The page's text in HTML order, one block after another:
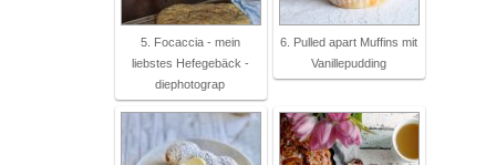
5. Focaccia - mein
liebstes Hefegebäck -
diephotograp
6. Pulled apart Muffins mit
Vanillepudding